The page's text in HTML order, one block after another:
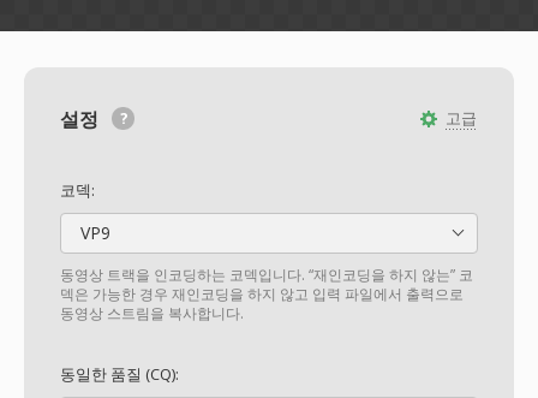
고급
설정
코덱:
VP9
동영상 트랙을 인코딩하는 코덱입니다. “재인코딩을 하지 않는” 코
덱은 가능한 경우 재인코딩을 하지 않고 입력 파일에서 출력으로
동영상 스트림을 복사합니다.
동일한 품질 (CQ):